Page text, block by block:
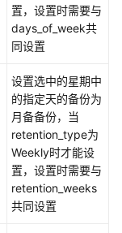
置，设置时需要与
days_of_week共
同设置
设置选中的星期中
的指定天的备份为
月备备份，当
retention_type为
Weekly时才能设
置，设置时需要与
retention_weeks
共同设置